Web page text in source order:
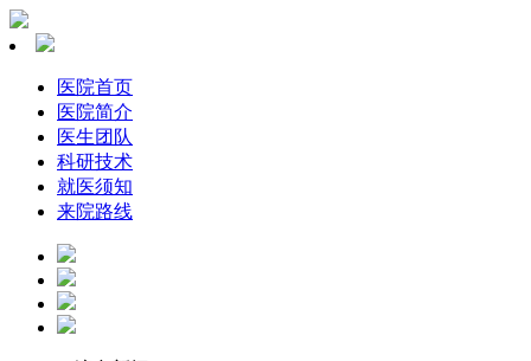
医院首页
医院简介
医生团队
科研技术
就医须知
来院路线